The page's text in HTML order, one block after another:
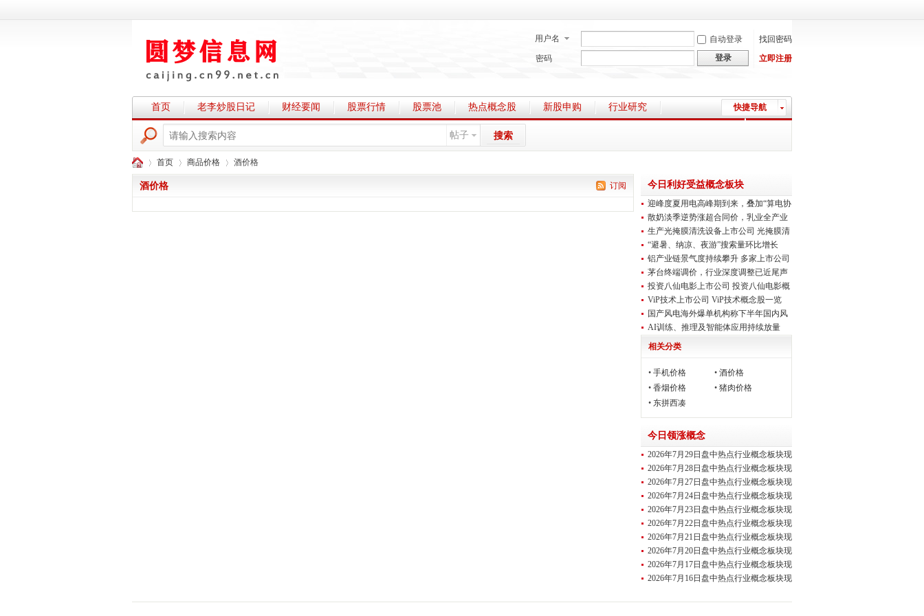
用户名 自动登录
找回密码
密码
登录 立即注册
快捷导航
首页 老李炒股日记 财经要闻 股票行情 股票池 热点概念股 新股申购 行业研究
帖子 搜索
首页 商品价格 酒价格
订阅
酒价格 今日利好受益概念板块
迎峰度夏用电高峰期到来，叠加“算电协
同”
散奶淡季逆势涨超合同价，乳业全产业
链均有
生产光掩膜清洗设备上市公司 光掩膜清
洗设
“避暑、纳凉、夜游”搜索量环比增长
230%！
铝产业链景气度持续攀升 多家上市公司
上半
茅台终端调价，行业深度调整已近尾声
（受益
投资八仙电影上市公司 投资八仙电影概
念股
ViP技术上市公司 ViP技术概念股一览
国产风电海外爆单机构称下半年国内风
电装机
AI训练、推理及智能体应用持续放量
（受益概
相关分类
• 手机价格 •酒价格
• 香烟价格 •猪肉价格
• 东拼西凑
今日领涨概念
2026年7月29日盘中热点行业概念板块现
场直
2026年7月28日盘中热点行业概念板块现
场直
2026年7月27日盘中热点行业概念板块现
场直
2026年7月24日盘中热点行业概念板块现
场直
2026年7月23日盘中热点行业概念板块现
场直
2026年7月22日盘中热点行业概念板块现
场直
2026年7月21日盘中热点行业概念板块现
场直
2026年7月20日盘中热点行业概念板块现
场直
2026年7月17日盘中热点行业概念板块现
场直
2026年7月16日盘中热点行业概念板块现